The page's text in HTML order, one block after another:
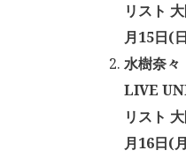
リスト
月15日(
水樹奈
LIVE
リスト
月16日(